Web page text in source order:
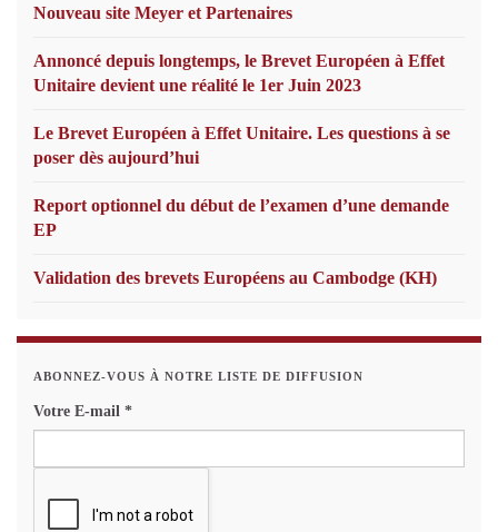
Nouveau site Meyer et Partenaires
Annoncé depuis longtemps, le Brevet Européen à Effet
Unitaire devient une réalité le 1er Juin 2023
Le Brevet Européen à Effet Unitaire. Les questions à se
poser dès aujourd’hui
Report optionnel du début de l’examen d’une demande
EP
Validation des brevets Européens au Cambodge (KH)
ABONNEZ-VOUS À NOTRE LISTE DE DIFFUSION
Votre E-mail *